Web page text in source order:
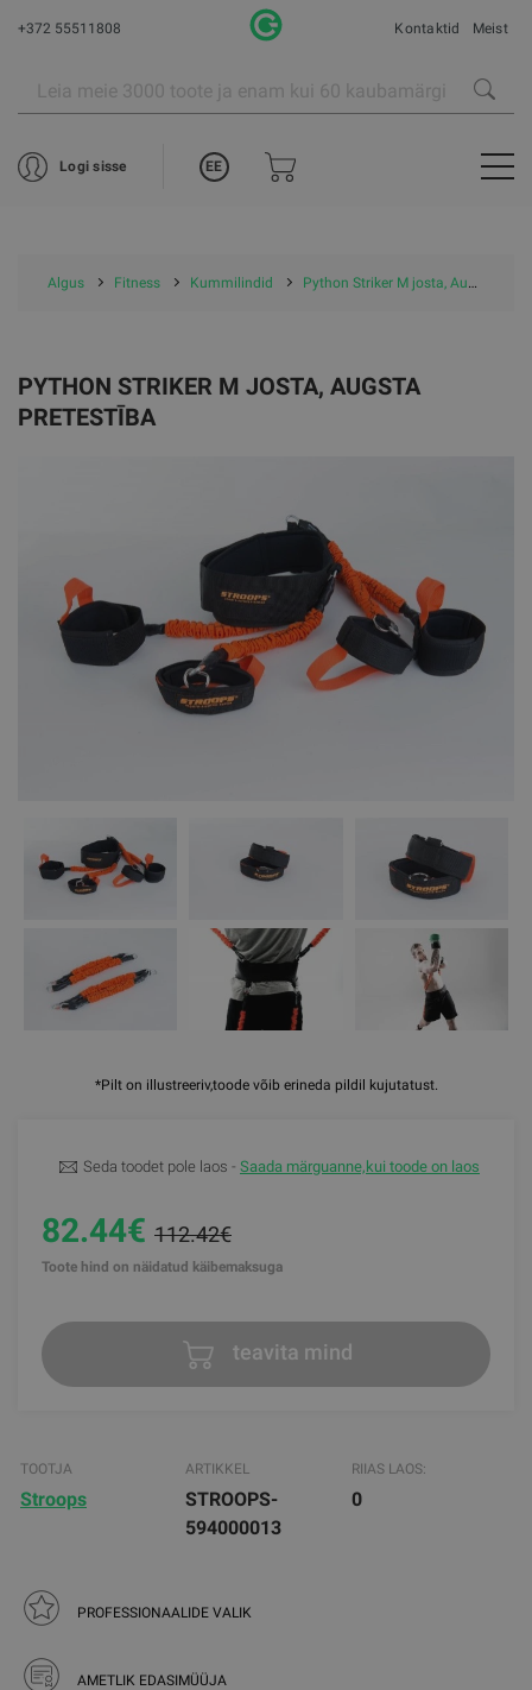
+372 55511808 Kontaktid Meist
Logi sisse EE
Algus Fitness Kummilindid Python Striker M josta, Augsta pretestība
*Pilt on illustreeriv,toode võib erineda pildil kujutatust.
PYTHON STRIKER M JOSTA, AUGSTA
PRETESTĪBA
Seda toodet pole laos - Saada märguanne,kui toode on laos
82.44€ 112.42€
Toote hind on näidatud käibemaksuga
teavita mind
TOOTJA
Stroops
ARTIKKEL
STROOPS-
594000013
RIIAS LAOS:
0
PROFESSIONAALIDE VALIK
AMETLIK EDASIMÜÜJA